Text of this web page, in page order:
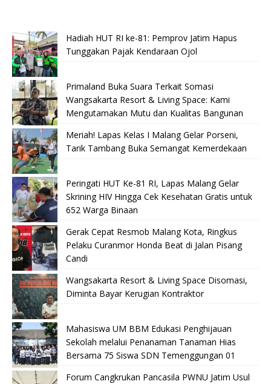
Hadiah HUT RI ke-81: Pemprov Jatim Hapus
Tunggakan Pajak Kendaraan Ojol
Primaland Buka Suara Terkait Somasi
Wangsakarta Resort & Living Space: Kami
Mengutamakan Mutu dan Kualitas Bangunan
Meriah! Lapas Kelas I Malang Gelar Porseni,
Tarik Tambang Buka Semangat Kemerdekaan
Peringati HUT Ke-81 RI, Lapas Malang Gelar
Skrining HIV Hingga Cek Kesehatan Gratis untuk
652 Warga Binaan
Gerak Cepat Resmob Malang Kota, Ringkus
Pelaku Curanmor Honda Beat di Jalan Pisang
Candi
Wangsakarta Resort & Living Space Disomasi,
Diminta Bayar Kerugian Kontraktor
Mahasiswa UM BBM Edukasi Penghijauan
Sekolah melalui Penanaman Tanaman Hias
Bersama 75 Siswa SDN Temenggungan 01
Forum Cangkrukan Pancasila PWNU Jatim Usul